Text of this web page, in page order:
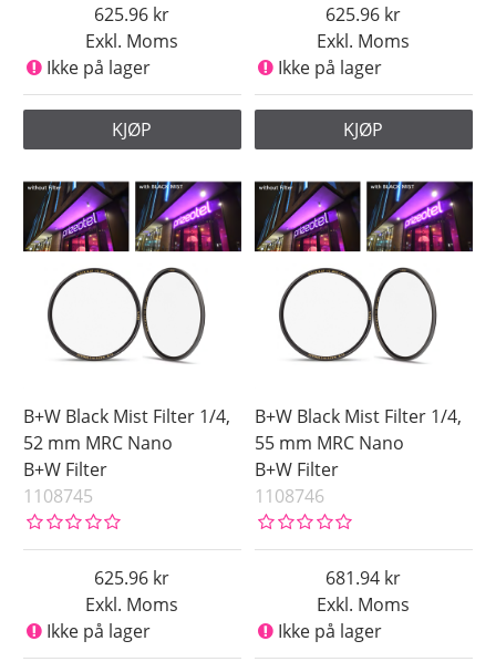
Exkl. Moms
625.96
Ikke på lager
KJØP
Exkl. Moms
625.96
Ikke på lager
KJØP
B+W Black Mist Filter 1/4,
52 mm MRC Nano
B+W Filter
1108745
Exkl. Moms
625.96
Ikke på lager
B+W Black Mist Filter 1/4,
55 mm MRC Nano
B+W Filter
1108746
Exkl. Moms
681.94
Ikke på lager